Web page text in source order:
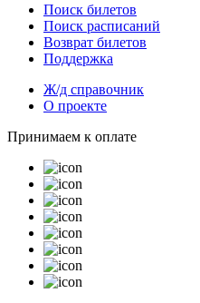
Поиск билетов
Поиск расписаний
Возврат билетов
Поддержка
Ж/д справочник
О проекте
Принимаем к оплате